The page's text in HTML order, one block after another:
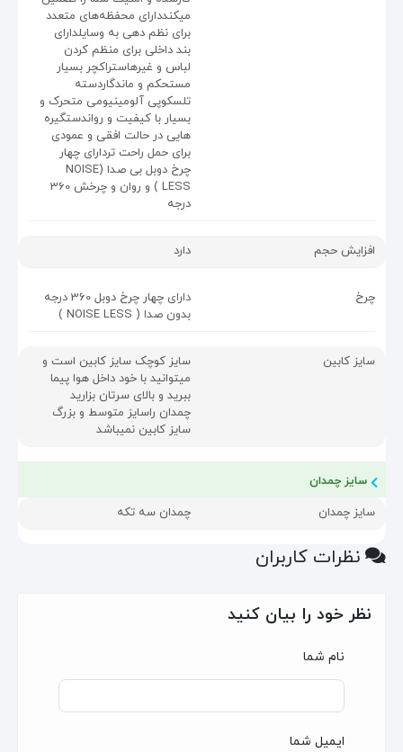
میکنددارای محفظه‌های متعدد
برای نظم دهی به وسایلدارای
بند داخلی برای منظم کردن
لباس و غیرهاستراکچر بسیار
مستحکم و ماندگاردسته
تلسکوپی آلومینیومی متحرک و
بسیار با کیفیت و رواندستگیره
هایی در حالت افقی و عمودی
برای حمل راحت تردارای چهار
چرخ دوبل بی صدا (NOISE
LESS ) و روان و چرخش 360
درجه
افزایش حجم دارد
چرخ
دارای چهار چرخ دوبل 360 درجه
بدون صدا ( NOISE LESS )
سایز کابین
سایز کوچک سایز کابین است و
میتوانید با خود داخل هوا پیما
ببرید و بالای سرتان بزارید
چمدان راسایز متوسط و بزرگ
سایز کابین نمیباشد
سایز چمدان
سایز چمدان
چمدان سه تکه
نظرات کاربران
نظر خود را بیان کنید
نام شما
ایمیل شما